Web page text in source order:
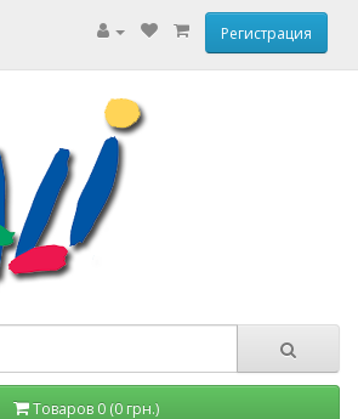
Регистрация
Товаров 0 (0 грн.)